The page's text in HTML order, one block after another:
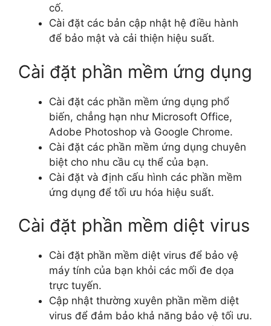
cố.
Cài đặt các bản cập nhật hệ điều hành
để bảo mật và cải thiện hiệu suất.
Cài đặt phần mềm ứng dụng
Cài đặt các phần mềm ứng dụng phổ
biến, chẳng hạn như Microsoft Office,
Adobe Photoshop và Google Chrome.
Cài đặt các phần mềm ứng dụng chuyên
biệt cho nhu cầu cụ thể của bạn.
Cài đặt và định cấu hình các phần mềm
ứng dụng để tối ưu hóa hiệu suất.
Cài đặt phần mềm diệt virus
Cài đặt phần mềm diệt virus để bảo vệ
máy tính của bạn khỏi các mối đe dọa
trực tuyến.
Cập nhật thường xuyên phần mềm diệt
virus để đảm bảo khả năng bảo vệ tối ưu.